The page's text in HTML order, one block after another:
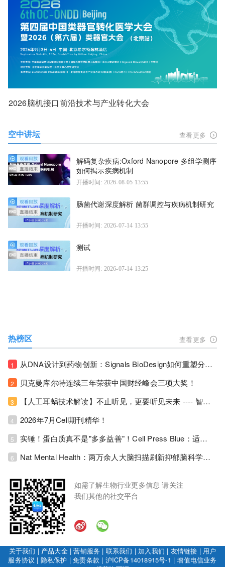
2026脑机接口前沿技术与产业转化大会
空中讲坛 查看更多
解码复杂疾病:Oxford Nanopore 多组学测序
如何揭示疾病机制
开播时间: 2026-08-05 13:55
肠菌代谢深度解析 菌群调控与疾病机制研究
开播时间: 2026-07-14 13:55
测试
开播时间: 2026-07-14 13:25
热榜区 查看更多
1 从DNA设计到药物创新：Signals BioDesign如何重塑分子生物学研发生态！
2 贝克曼库尔特连续三年荣获中国财经峰会三项大奖！
3 【人工耳蜗技术解读】不止听见，更要听见未来 ---- 智能耳蜗，开启人工耳蜗技术新纪元！
4 2026年7月Cell期刊精华！
5 实锤！蛋白质真不是"多多益善"！Cell Press Blue：适度限蛋白，反而拉长健康寿命！
6 Nat Mental Health：两万余人大脑扫描刷新抑郁脑科学认知！抑郁不只是情绪病，视觉、运动脑区同步受损！
如需了解生物行业更多信息 请关注
我们其他的社交平台
关于我们 | 产品大全|营销服务 | 联系我们 | 加入我们 | 友情链接 | 用户
服务协议 | 隐私保护 |免责条款 | 沪ICP备14018915号-1 |增值电信业务